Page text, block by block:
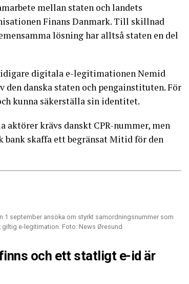
mellan staten och landets
Finans Danmark. Till skillnad
lösning har alltså staten en del
digitala e-legitimationen Nemid
den danska staten och pengainstituten. För
kunna säkerställa sin identitet.
krävs danskt CPR-nummer, men
bank skaffa ett begränsat Mitid för den
september ansöka om styrkt samordningsnummer som
e-legitimation. Foto: News Øresund
och ett statligt e-id är